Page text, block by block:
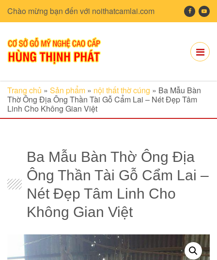
Chào mừng bạn đến với noithatcamlai.com
Trang chủ » Sản phẩm » nội thất thờ cúng » Ba Mẫu Bàn
Thờ Ông Địa Ông Thần Tài Gỗ Cẩm Lai – Nét Đẹp Tâm
Linh Cho Không Gian Việt
Ba Mẫu Bàn Thờ Ông Địa
Ông Thần Tài Gỗ Cẩm Lai –
Nét Đẹp Tâm Linh Cho
Không Gian Việt